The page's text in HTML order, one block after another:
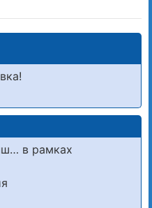
в рамках